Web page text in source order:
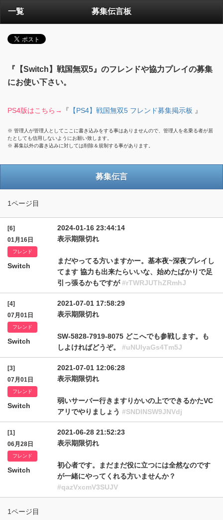
一覧 募集伝言板
『【Switch】戦国無双5』のフレンドや協力プレイの募集
にお使い下さい。
PS4版はこちら→ 『 【PS4】戦国無双5 フレンド募集掲示板 』
※ 管理人が管理人としてここに書き込みをする事はありませんので、管理人を名乗る者が居
たとしても信用しないようにお願い致します。
※ 募集以外の書き込みに対しては削除＆規制する事があります。
募集伝言
1ページ目
[6]
01月16日
フレンド
Switch
2024-01-16 23:44:14
表示期限切れ
まだやってる方いますかー。基本夜~深夜プレイし
てます 協力も出来たらいいな、始めたばかりで足
引っ張るかもですが#rTWRJUThZRmhJ
[4]
07月01日
フレンド
Switch
2021-07-01 17:58:29
表示期限切れ
SW-5828-7919-8075 どこへでも参戦します。も
しよければどうぞ。 #uNUlyaGs4Tm5J
[3]
07月01日
フレンド
Switch
2021-07-01 12:06:28
表示期限切れ
弱いサーバー行きますりかいの上でできるかたVC
アリでやりましょう #SNDlNSW9JNVdj
[1]
06月28日
フレンド
Switch
2021-06-28 21:52:23
表示期限切れ
初心者です。まだまだ役に立つには全然なのです
が一緒にやってくれる方いませんか？
#qazVxcmV3SUJV
1ページ目